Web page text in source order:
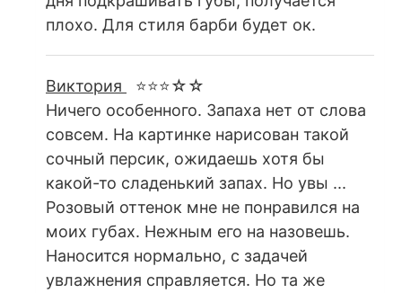
плохо. Для стиля барби будет ок.
Виктория
⭐⭐⭐☆☆
Ничего особенного. Запаха нет от слова
совсем. На картинке нарисован такой
сочный персик, ожидаешь хотя бы
какой-то сладенький запах. Но увы ...
Розовый оттенок мне не понравился на
моих губах. Нежным его на назовешь.
Наносится нормально, с задачей
увлажнения справляется. Но та же